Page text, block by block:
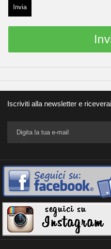
Invia
Iscriviti alla newsletter e